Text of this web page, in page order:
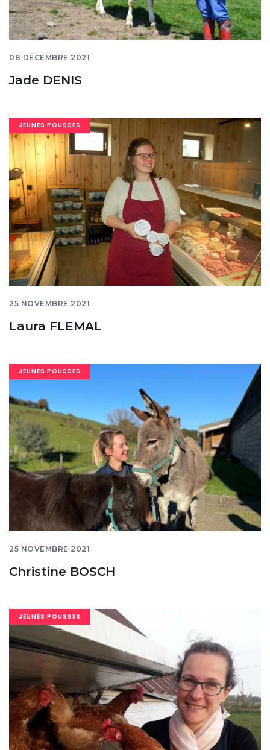
08 DÉCEMBRE 2021
Jade DENIS
JEUNES POUSSES
Image
banner
25 NOVEMBRE 2021
Laura FLEMAL
JEUNES POUSSES
Image
25 NOVEMBRE 2021
Christine BOSCH
JEUNES POUSSES
Image